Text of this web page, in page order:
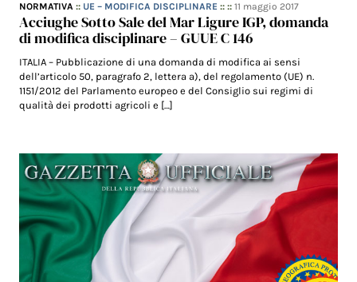
NORMATIVA :: UE – MODIFICA DISCIPLINARE :: ::11 maggio 2017
Acciughe Sotto Sale del Mar Ligure IGP, domanda
di modifica disciplinare – GUUE C 146
ITALIA – Pubblicazione di una domanda di modifica ai sensi
dell’articolo 50, paragrafo 2, lettera a), del regolamento (UE) n.
1151/2012 del Parlamento europeo e del Consiglio sui regimi di
qualità dei prodotti agricoli e […]